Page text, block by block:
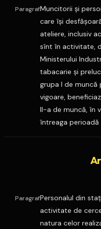
ParagrafMuncitorii şi
care îşi
ateliere, inclusiv
sînt în activitate,
Ministerului
tabacarie şi
grupa I de muncă
vigoare,
II-a de muncă, în
întreaga
ParagrafPersonalul din
activitate de
natura celor